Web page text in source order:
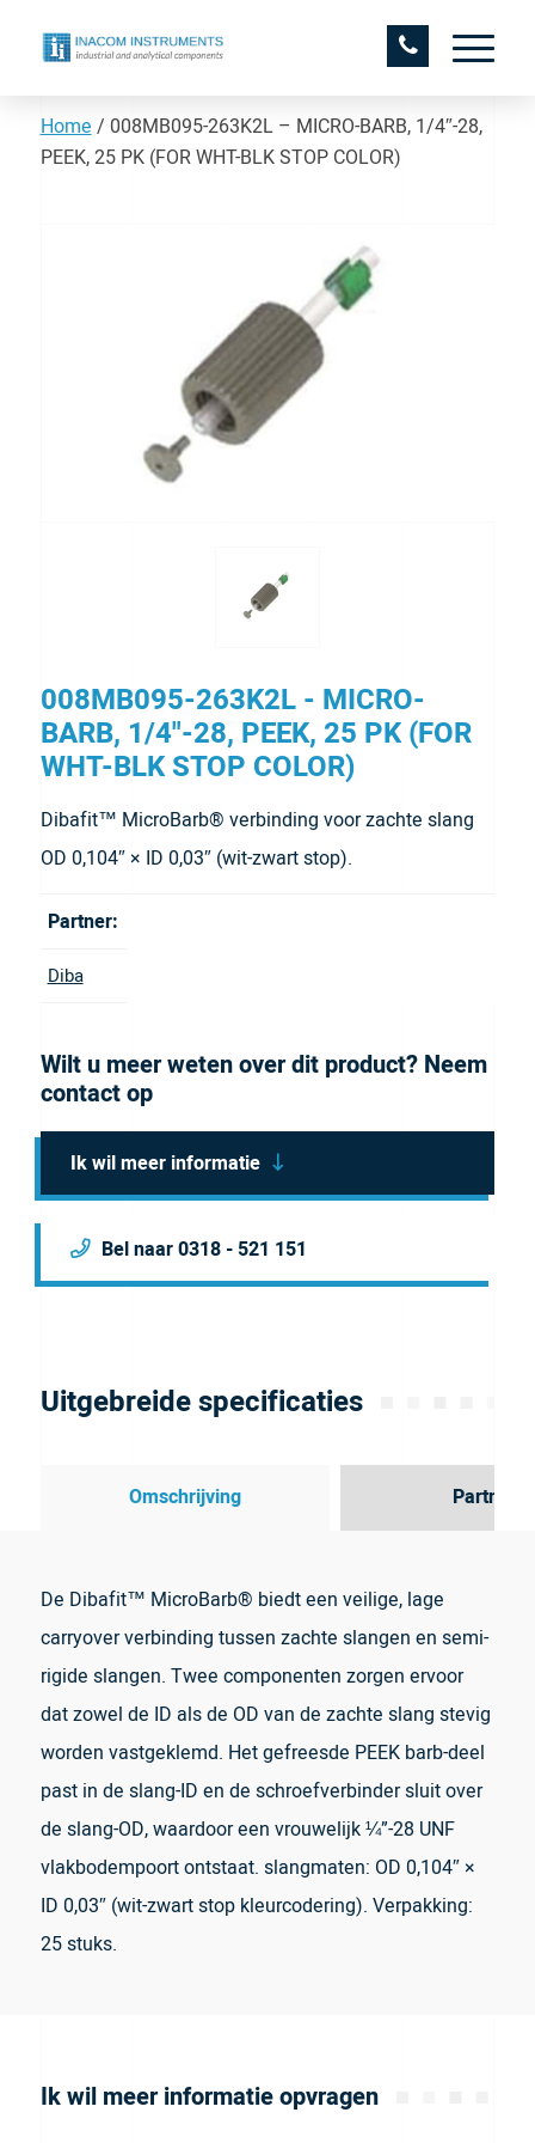
Home / 008MB095-263K2L – MICRO-BARB, 1/4″-28,
PEEK, 25 PK (FOR WHT-BLK STOP COLOR)
008MB095-263K2L - MICRO-
BARB, 1/4"-28, PEEK, 25 PK (FOR
WHT-BLK STOP COLOR)
Dibafit™ MicroBarb® verbinding voor zachte slang
OD 0,104″ × ID 0,03″ (wit-zwart stop).
Partner:
Diba
Wilt u meer weten over dit product? Neem
contact op
Ik wil meer informatie
Bel naar 0318 - 521 151
Uitgebreide specificaties
Omschrijving Partner
De Dibafit™ MicroBarb® biedt een veilige, lage
carryover verbinding tussen zachte slangen en semi-
rigide slangen. Twee componenten zorgen ervoor
dat zowel de ID als de OD van de zachte slang stevig
worden vastgeklemd. Het gefreesde PEEK barb-deel
past in de slang-ID en de schroefverbinder sluit over
de slang-OD, waardoor een vrouwelijk ¼”-28 UNF
vlakbodempoort ontstaat. slangmaten: OD 0,104″ ×
ID 0,03″ (wit-zwart stop kleurcodering). Verpakking:
25 stuks.
Ik wil meer informatie opvragen